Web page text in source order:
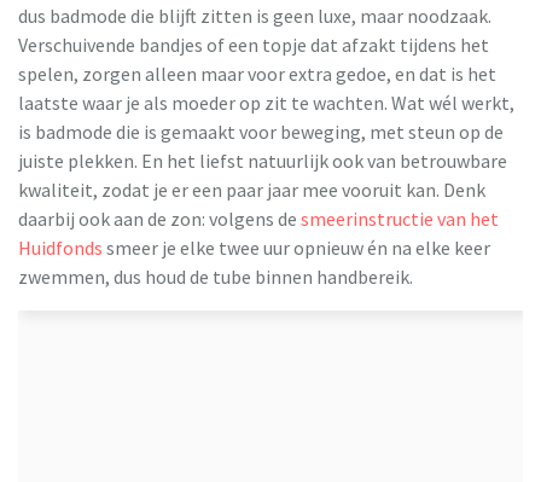
dus badmode die blijft zitten is geen luxe, maar noodzaak.
Verschuivende bandjes of een topje dat afzakt tijdens het
spelen, zorgen alleen maar voor extra gedoe, en dat is het
laatste waar je als moeder op zit te wachten. Wat wél werkt,
is badmode die is gemaakt voor beweging, met steun op de
juiste plekken. En het liefst natuurlijk ook van betrouwbare
kwaliteit, zodat je er een paar jaar mee vooruit kan. Denk
daarbij ook aan de zon: volgens de smeerinstructie van het
Huidfonds smeer je elke twee uur opnieuw én na elke keer
zwemmen, dus houd de tube binnen handbereik.